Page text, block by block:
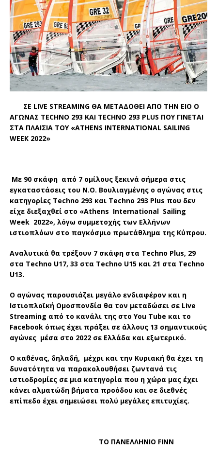
ΣΕ LIVE STREAMING ΘΑ ΜΕΤΑΔΟΘΕΙ ΑΠΟ ΤΗΝ ΕΙΟ Ο
ΑΓΩΝΑΣ TECHNO 293 KAI TECHNO 293 PLUS ΠΟΥ ΓΙΝΕΤΑΙ
ΣΤΑ ΠΛΑΙΣΙΑ TOY «ATHENS INTERNATIONAL SAILING
WEEK 2022»
Με 90 σκάφη από 7 ομίλους ξεκινά σήμερα στις
εγκαταστάσεις του Ν.Ο. Βουλιαγμένης ο αγώνας στις
κατηγορίες Techno 293 και Techno 293 Plus που δεν
είχε διεξαχθεί στο «Athens International Sailing
Week 2022», λόγω συμμετοχής των Ελλήνων
ιστιοπλόων στο παγκόσμιο πρωτάθλημα της Κύπρου.
Αναλυτικά θα τρέξουν 7 σκάφη στα Techno Plus, 29
στα Techno U17, 33 στα Techno U15 και 21 στα Techno
U13.
Ο αγώνας παρουσιάζει μεγάλο ενδιαφέρον και η
Ιστιοπλοϊκή Ομοσπονδία θα τον μεταδώσει σε Live
Streaming από το κανάλι της στο You Tube και το
Facebook όπως έχει πράξει σε άλλους 13 σημαντικούς
αγώνες μέσα στο 2022 σε Ελλάδα και εξωτερικό.
Ο καθένας, δηλαδή, μέχρι και την Κυριακή θα έχει τη
δυνατότητα να παρακολουθήσει ζωντανά τις
ιστιοδρομίες σε μια κατηγορία που η χώρα μας έχει
κάνει αλματώδη βήματα προόδου και σε διεθνές
επίπεδο έχει σημειώσει πολύ μεγάλες επιτυχίες.
ΤΟ ΠΑΝΕΛΛΗΝΙΟ FINN